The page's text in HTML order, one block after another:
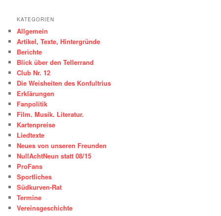
KATEGORIEN
Allgemein
Artikel, Texte, Hintergründe
Berichte
Blick über den Tellerrand
Club Nr. 12
Die Weisheiten des Konfultrius
Erklärungen
Fanpolitik
Film. Musik. Literatur.
Kartenpreise
Liedtexte
Neues von unseren Freunden
NullAchtNeun statt 08/15
ProFans
Sportliches
Südkurven-Rat
Termine
Vereinsgeschichte